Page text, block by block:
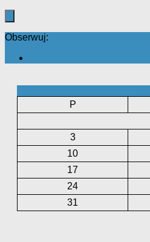
Obserwuj:
P
3
10
17
24
31